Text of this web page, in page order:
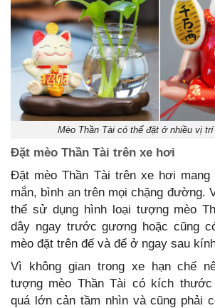
Mèo Thần Tài có thể đặt ở nhiều vị trí
Đặt mèo Thần Tài trên xe hơi
Đặt mèo Thần Tài trên xe hơi
mắn, bình an trên mọi chặng đường.
thể sử dụng hình loại tượng mèo
dây ngay trước gương hoặc cũng
mèo đặt trên đế và để ở ngay sau
Vì không gian trong xe hạn chế
tượng mèo Thần Tài có kích
quá lớn cản tầm nhìn và cũng phải